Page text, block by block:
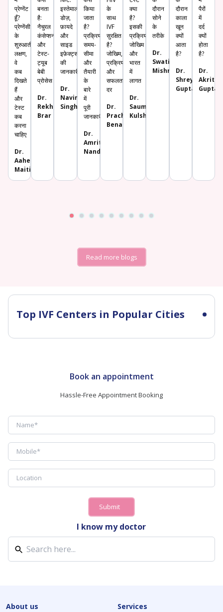
प्रेग्नेंट
हूँ?
प्रेग्नेंसी
के
शुरुआती
लक्षण,
वे
कब
दिखते
हैं
और
टेस्ट
कब
करना
चाहिए
Dr.
Aaheli
Maiti
बनता
है:
नैचुरल
कंसेप्शन
और
टेस्ट-
ट्यूब
बेबी
प्रोसेस
Dr.
Rekha
Brar​
इस्तेमाल,
डोज़,
फ़ायदे
और
साइड
इफ़ेक्ट्स
की
जानकारी
Dr.
Navina
Singh
किया
जाता
है?
प्रक्रिया,
समय-
सीमा
और
तैयारी
के
बारे
में
पूरी
जानकारी
Dr.
Amrita
Nanda
के
साथ
IVF
सुरक्षित
है?
जोखिम,
प्रक्रिया
और
सफलता
दर
Dr.
Prachi
Benara
क्या
है?
इसकी
प्रक्रिया,
जोखिम
और
भारत
में
लागत
Dr.
Saumya
Kulshreshtha
दौरान
सोने
के
तरीके
Dr.
Swati
Mishra
दौरान
काला
खून
क्यों
आता
है?
Dr.
Shreya
Gupta
पैरों
में
दर्द
क्यों
होता
है?
Dr.
Akriti
Gupta
Read more blogs
Top IVF Centers in Popular Cities
Book an appointment
Hassle-Free Appointment Booking
Submit
I know my doctor
About us Services